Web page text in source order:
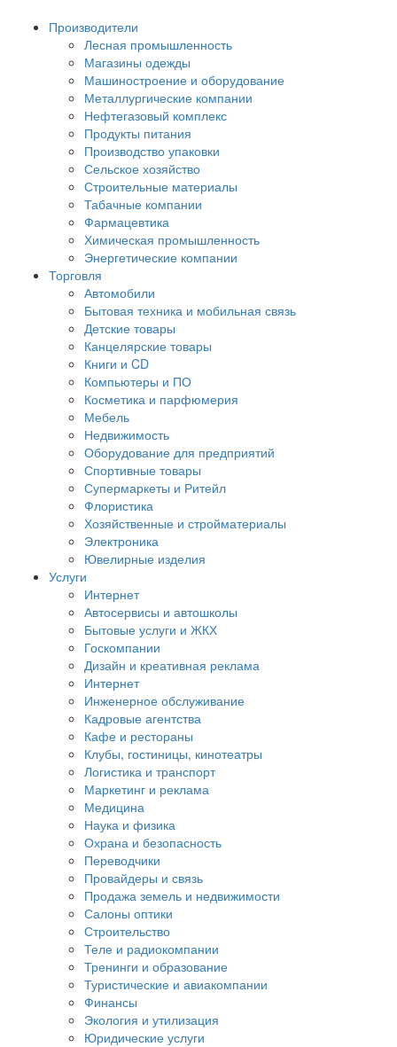
Производители
Лесная промышленность
Магазины одежды
Машиностроение и оборудование
Металлургические компании
Нефтегазовый комплекс
Продукты питания
Производство упаковки
Сельское хозяйство
Строительные материалы
Табачные компании
Фармацевтика
Химическая промышленность
Энергетические компании
Торговля
Автомобили
Бытовая техника и мобильная связь
Детские товары
Канцелярские товары
Книги и CD
Компьютеры и ПО
Косметика и парфюмерия
Мебель
Недвижимость
Оборудование для предприятий
Спортивные товары
Супермаркеты и Ритейл
Флористика
Хозяйственные и стройматериалы
Электроника
Ювелирные изделия
Услуги
Интернет
Автосервисы и автошколы
Бытовые услуги и ЖКХ
Госкомпании
Дизайн и креативная реклама
Интернет
Инженерное обслуживание
Кадровые агентства
Кафе и рестораны
Клубы, гостиницы, кинотеатры
Логистика и транспорт
Маркетинг и реклама
Медицина
Наука и физика
Охрана и безопасность
Переводчики
Провайдеры и связь
Продажа земель и недвижимости
Салоны оптики
Строительство
Теле и радиокомпании
Тренинги и образование
Туристические и авиакомпании
Финансы
Экология и утилизация
Юридические услуги